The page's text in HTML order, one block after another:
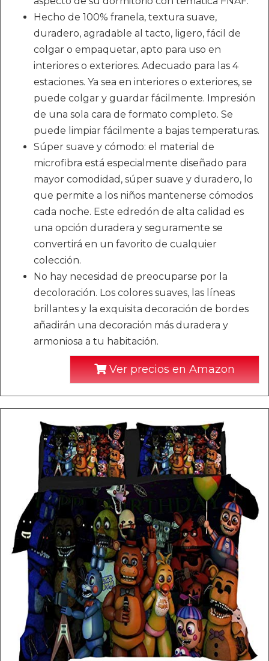
Hecho de 100% franela, textura suave,
duradero, agradable al tacto, ligero, fácil de
colgar o empaquetar, apto para uso en
interiores o exteriores. Adecuado para las 4
estaciones. Ya sea en interiores o exteriores, se
puede colgar y guardar fácilmente. Impresión
de una sola cara de formato completo. Se
puede limpiar fácilmente a bajas temperaturas.
Súper suave y cómodo: el material de
microfibra está especialmente diseñado para
mayor comodidad, súper suave y duradero, lo
que permite a los niños mantenerse cómodos
cada noche. Este edredón de alta calidad es
una opción duradera y seguramente se
convertirá en un favorito de cualquier
colección.
No hay necesidad de preocuparse por la
decoloración. Los colores suaves, las líneas
brillantes y la exquisita decoración de bordes
añadirán una decoración más duradera y
armoniosa a tu habitación.
Ver precios en Amazon